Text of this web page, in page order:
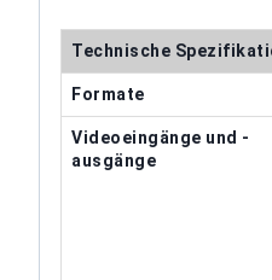
Technische
Formate
Videoeingänge und -
ausgänge